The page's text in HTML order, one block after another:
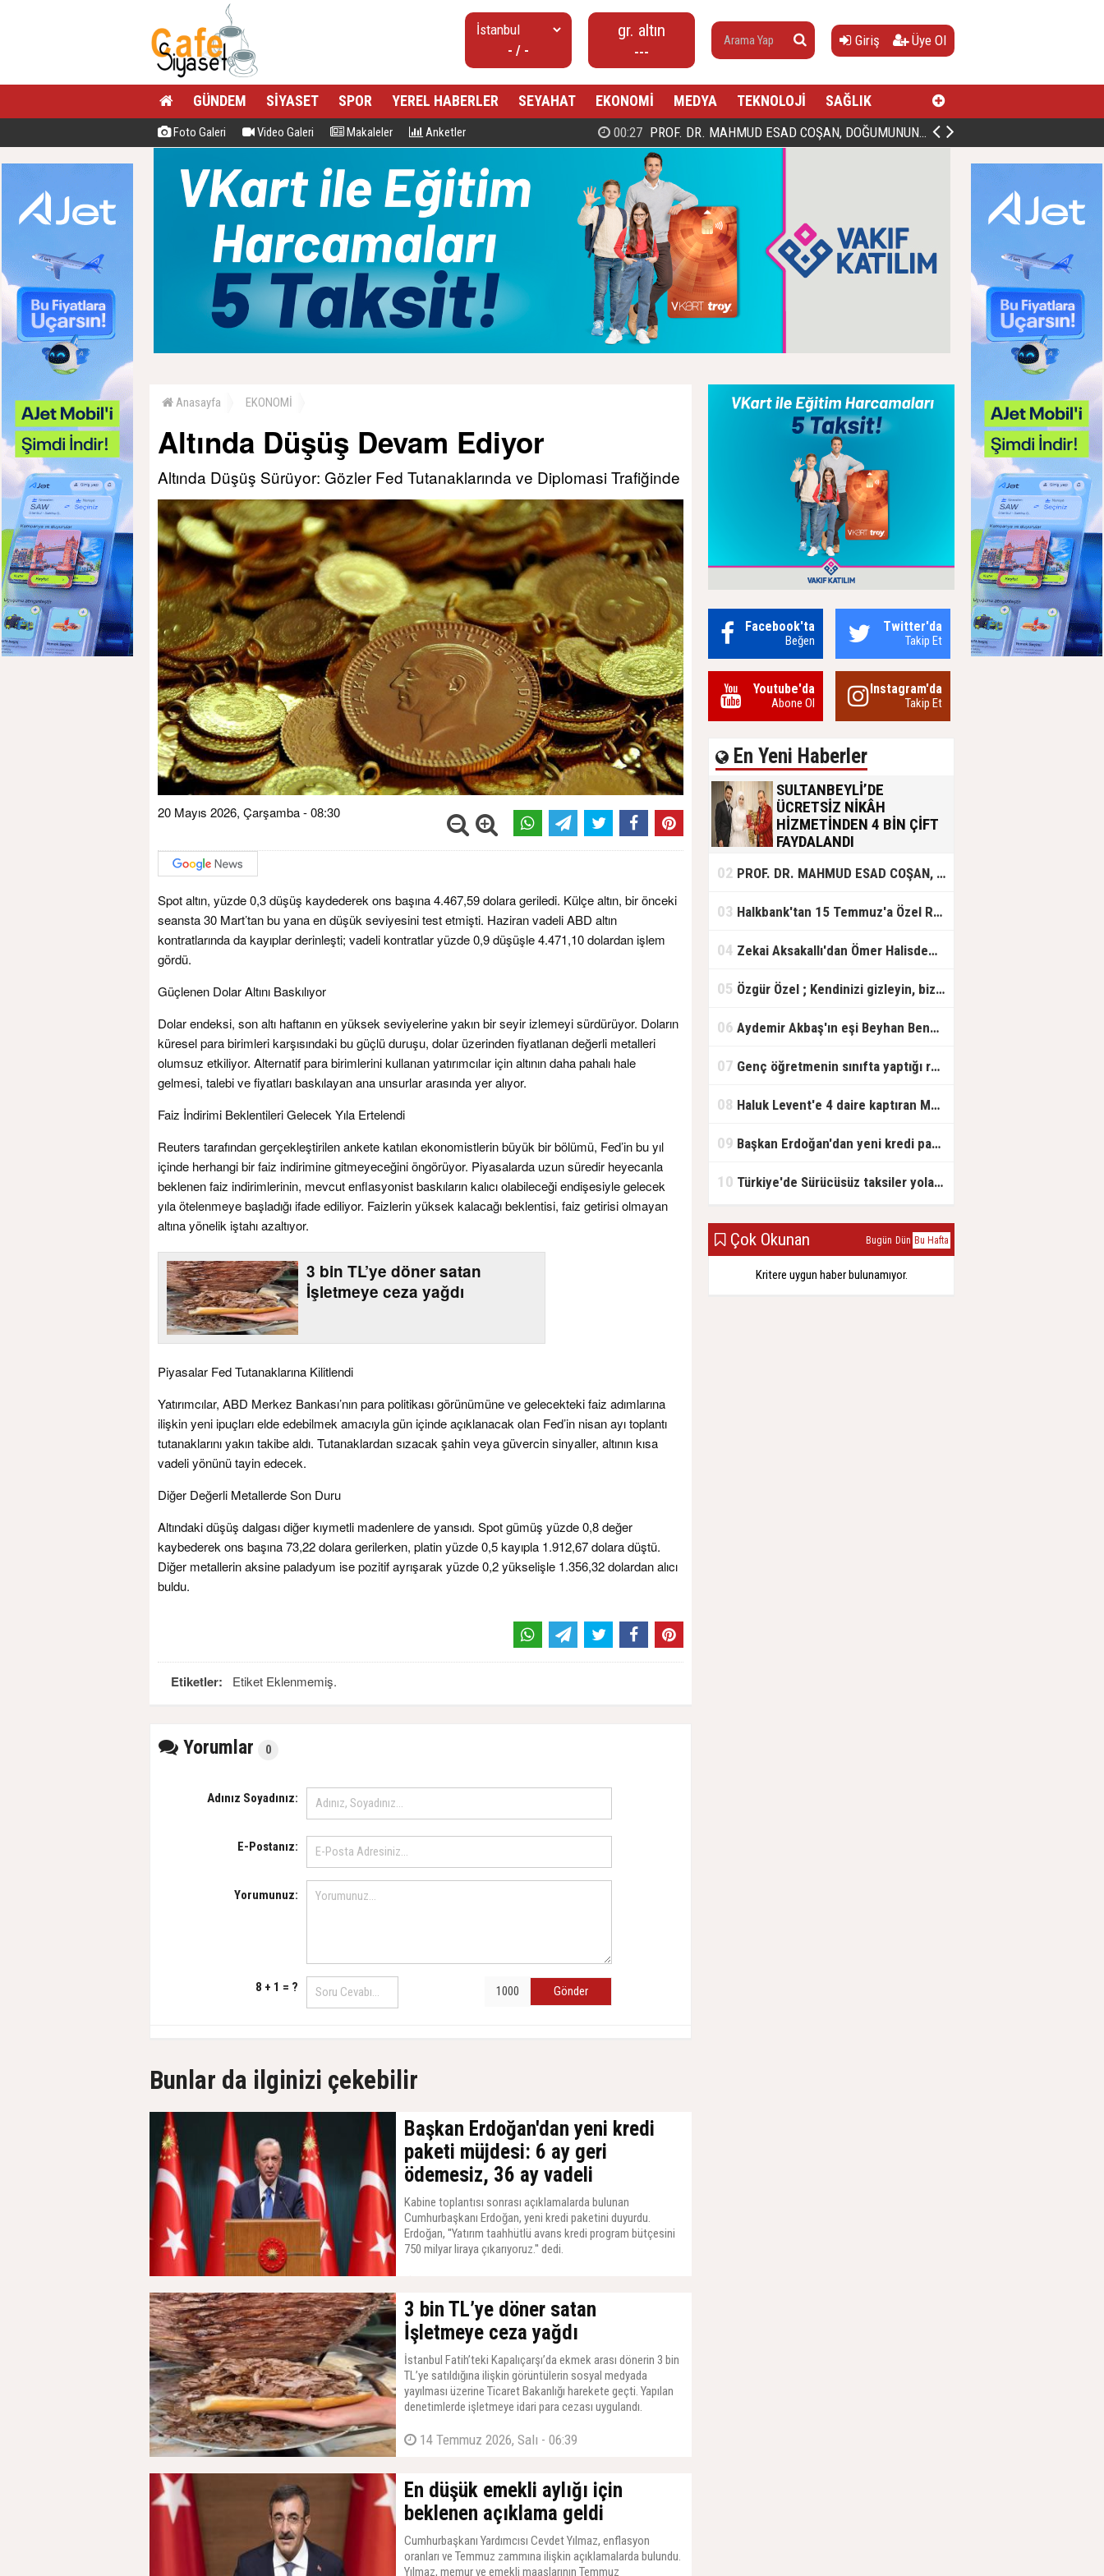
- / -
gr. altın
---
Giriş Üye Ol
GÜNDEM SİYASET SPOR YEREL HABERLER SEYAHAT EKONOMİ MEDYA TEKNOLOJİ SAĞLIK
Foto Galeri Video Galeri Makaleler Anketler 00:27 PROF. DR. MAHMUD ESAD COŞAN, DOĞUMUNUN HİCRÎ 91. YILINDA ELAZIĞ'DA YÂD EDİLECEK
Anasayfa EKONOMİ
Altında Düşüş Devam Ediyor
Altında Düşüş Sürüyor: Gözler Fed Tutanaklarında ve Diplomasi Trafiğinde
20 Mayıs 2026, Çarşamba - 08:30
Spot altın, yüzde 0,3 düşüş kaydederek ons başına 4.467,59 dolara geriledi. Külçe altın, bir önceki
seansta 30 Mart’tan bu yana en düşük seviyesini test etmişti. Haziran vadeli ABD altın
kontratlarında da kayıplar derinleşti; vadeli kontratlar yüzde 0,9 düşüşle 4.471,10 dolardan işlem
gördü.
Güçlenen Dolar Altını Baskılıyor
Dolar endeksi, son altı haftanın en yüksek seviyelerine yakın bir seyir izlemeyi sürdürüyor. Doların
küresel para birimleri karşısındaki bu güçlü duruşu, dolar üzerinden fiyatlanan değerli metalleri
olumsuz etkiliyor. Alternatif para birimlerini kullanan yatırımcılar için altının daha pahalı hale
gelmesi, talebi ve fiyatları baskılayan ana unsurlar arasında yer alıyor.
Faiz İndirimi Beklentileri Gelecek Yıla Ertelendi
Reuters tarafından gerçekleştirilen ankete katılan ekonomistlerin büyük bir bölümü, Fed’in bu yıl
içinde herhangi bir faiz indirimine gitmeyeceğini öngörüyor. Piyasalarda uzun süredir heyecanla
beklenen faiz indirimlerinin, mevcut enflasyonist baskıların kalıcı olabileceği endişesiyle gelecek
yıla ötelenmeye başladığı ifade ediliyor. Faizlerin yüksek kalacağı beklentisi, faiz getirisi olmayan
altına yönelik iştahı azaltıyor.
3 bin TL’ye döner satan
İşletmeye ceza yağdı
Piyasalar Fed Tutanaklarına Kilitlendi
Yatırımcılar, ABD Merkez Bankası’nın para politikası görünümüne ve gelecekteki faiz adımlarına
ilişkin yeni ipuçları elde edebilmek amacıyla gün içinde açıklanacak olan Fed’in nisan ayı toplantı
tutanaklarını yakın takibe aldı. Tutanaklardan sızacak şahin veya güvercin sinyaller, altının kısa
vadeli yönünü tayin edecek.
Diğer Değerli Metallerde Son Duru
Altındaki düşüş dalgası diğer kıymetli madenlere de yansıdı. Spot gümüş yüzde 0,8 değer
kaybederek ons başına 73,22 dolara gerilerken, platin yüzde 0,5 kayıpla 1.912,67 dolara düştü.
Diğer metallerin aksine paladyum ise pozitif ayrışarak yüzde 0,2 yükselişle 1.356,32 dolardan alıcı
buldu.
Etiketler: Etiket Eklenmemiş.
Yorumlar 0
Adınız Soyadınız:
E-Postanız:
Yorumunuz:
8 + 1 = ? Gönder
Bunlar da ilginizi çekebilir
Başkan Erdoğan'dan yeni kredi
paketi müjdesi: 6 ay geri
ödemesiz, 36 ay vadeli
Kabine toplantısı sonrası açıklamalarda bulunan
Cumhurbaşkanı Erdoğan, yeni kredi paketini duyurdu.
Erdoğan, ''Yatırım taahhütlü avans kredi program bütçesini
750 milyar liraya çıkarıyoruz.'' dedi.
3 bin TL’ye döner satan
İşletmeye ceza yağdı
İstanbul Fatih’teki Kapalıçarşı’da ekmek arası dönerin 3 bin
TL’ye satıldığına ilişkin görüntülerin sosyal medyada
yayılması üzerine Ticaret Bakanlığı harekete geçti. Yapılan
denetimlerde işletmeye idari para cezası uygulandı.
14 Temmuz 2026, Salı - 06:39
En düşük emekli aylığı için
beklenen açıklama geldi
Cumhurbaşkanı Yardımcısı Cevdet Yılmaz, enflasyon
oranları ve Temmuz zammına ilişkin açıklamalarda bulundu.
Yılmaz, memur ve emekli maaşlarının Temmuz
Facebook'ta
Beğen
Twitter'da
Takip Et
Youtube'da
Abone Ol
Instagram'da
Takip Et
En Yeni Haberler
SULTANBEYLİ’DE
ÜCRETSİZ NİKÂH
HİZMETİNDEN 4 BİN ÇİFT
FAYDALANDI
olan gençlere destek amacıyla
başlattığı ücretsiz nikâh hizmetini
başlattıklarını belirten Sultanbeyli
ücretsiz hizmet vermenin
02 PROF. DR. MAHMUD ESAD COŞAN, DOĞUMUNUN HİCRÎ 91. YILINDA ELAZIĞ'DA YÂD EDİLECEK
03 Halkbank'tan 15 Temmuz'a Özel Reklam Filmi: "İrade Bizim, Zafer Bizim"
04 Zekai Aksakallı'dan Ömer Halisdemir'e 'vefa' ziyareti!
05 Özgür Özel ; Kendinizi gizleyin, bizden işaret bekleyin
06 Aydemir Akbaş'ın eşi Beyhan Benek Akbaş hayatını kaybetti
07 Genç öğretmenin sınıfta yaptığı rezil paylaşım
08 Haluk Levent'e 4 daire kaptıran Müteahhit soluğu savcılıkta aldı
09 Başkan Erdoğan'dan yeni kredi paketi müjdesi: 6 ay geri ödemesiz, 36 ay vadeli
10 Türkiye'de Sürücüsüz taksiler yola çıkmaya hazırlanıyor
Çok Okunan Bugün Dün Bu Hafta
Kritere uygun haber bulunamıyor.